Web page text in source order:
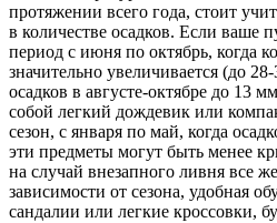
протяжении всего года, стоит
в количестве осадков. Если ваше
период с июня по октябрь, когда
значительно увеличивается (до
осадков в августе-октябре до 13
собой легкий дождевик или
сезон, с января по май, когда
эти предметы могут быть менее
на случай внезапного ливня все
зависимости от сезона, удобная
сандалии или легкие кроссовки,